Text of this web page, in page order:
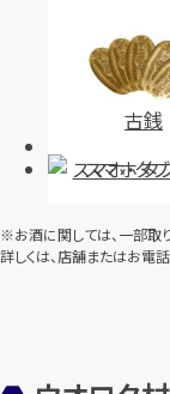
古銭
スマホ・タ
※お酒に関しては、一部取
詳しくは、店舗またはお電